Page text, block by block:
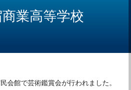
業高等学校
会館で芸術鑑賞会が行われました。